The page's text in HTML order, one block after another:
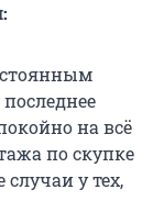
на всё
по скупке
у тех,